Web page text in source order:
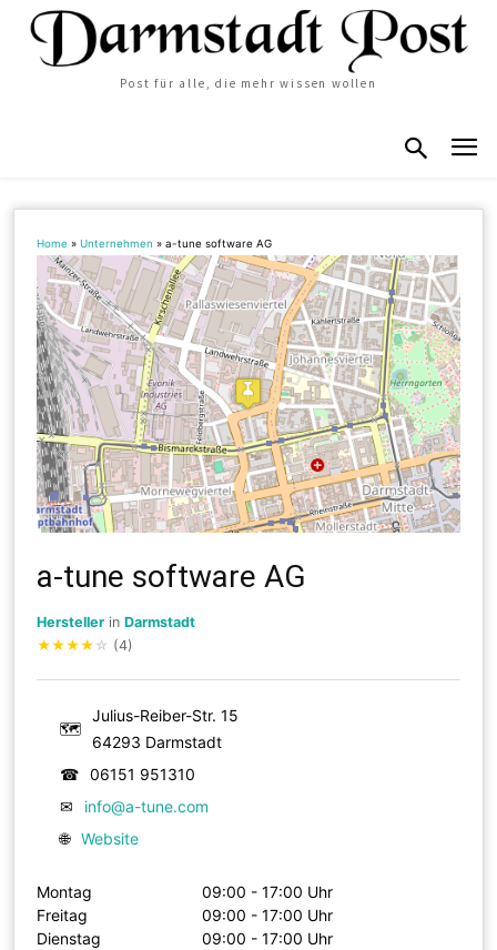
Post für alle, die mehr wissen wollen
Home »Unternehmen »a-tune software AG
a-tune software AG
Hersteller inDarmstadt
★★★★ ☆ (4)
🗺
Julius-Reiber-Str. 15
64293 Darmstadt
☎
06151 951310
✉
info@a-tune.com
🌐 Website
Montag
09:00 - 17:00 Uhr
Freitag
09:00 - 17:00 Uhr
Dienstag
09:00 - 17:00 Uhr